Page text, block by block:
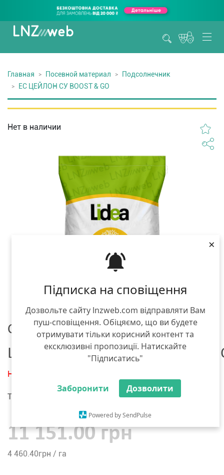
Підписка на сповіщення
Дозвольте сайту lnzweb.com відправляти Вам
пуш-сповіщення. Обіцяємо, що ви будете
отримувати тільки корисний контент та
ексклюзивні пропозиції. Натискайте
"Підписатись"
Заборонити Дозволити
Powered by SendPulse
×
Главная Посевной материал
Подсолнечник
ЕС ЦЕЙЛОН СУ BOOST & GO
Нет в наличии
Семена подсолнечника
Lidea ЕС ЦЕЙЛОН СУ BOOST &
Нет в наличии
Тара :
11 151.00 грн
4 460.40грн / га